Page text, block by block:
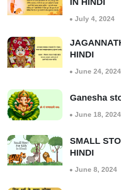
IN HINDI
July 4, 2024
HINDI
June 24, 2024
Ganesha
June 18, 2024
SMALL
HINDI
June 8, 2024